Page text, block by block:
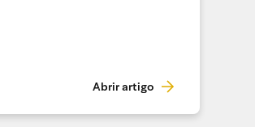
Abrir artigo